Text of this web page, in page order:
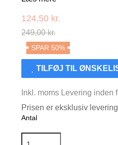
124,50 kr.
249,00 kr.
SPAR 50%
TILFØJ TIL
Inkl. moms Levering inden
Prisen er eksklusiv
Antal